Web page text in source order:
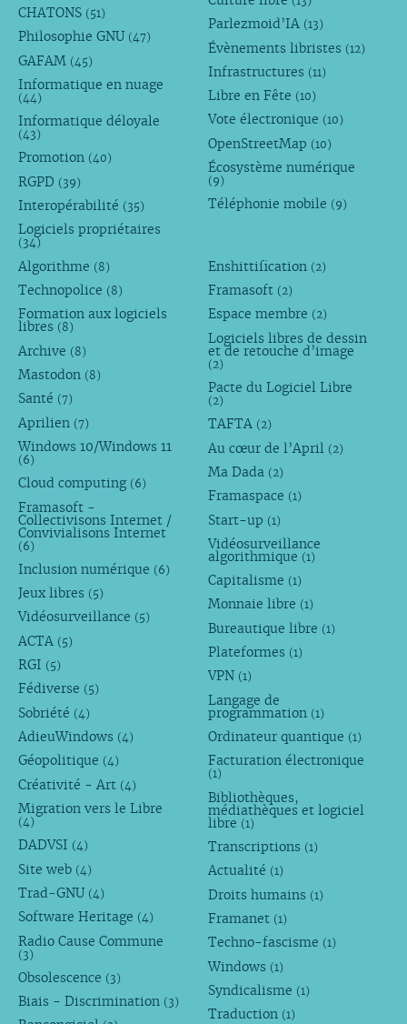
CHATONS (51)
Philosophie GNU (47)
GAFAM (45)
Informatique en nuage
(44)
Informatique déloyale
(43)
Promotion (40)
RGPD (39)
Interopérabilité (35)
Logiciels propriétaires
(34)
Parlezmoid’IA (13)
Évènements libristes (12)
Infrastructures (11)
Libre en Fête (10)
Vote électronique (10)
OpenStreetMap (10)
Écosystème numérique
(9)
Téléphonie mobile (9)
Algorithme (8)
Technopolice (8)
Formation aux logiciels
libres (8)
Archive (8)
Mastodon (8)
Santé (7)
Aprilien (7)
Windows 10/Windows 11
(6)
Cloud computing (6)
Framasoft -
Collectivisons Internet /
Convivialisons Internet
(6)
Inclusion numérique (6)
Jeux libres (5)
Vidéosurveillance (5)
ACTA (5)
RGI (5)
Fédiverse (5)
Sobriété (4)
AdieuWindows (4)
Géopolitique (4)
Créativité - Art (4)
Migration vers le Libre
(4)
DADVSI (4)
Site web (4)
Trad-GNU (4)
Software Heritage (4)
Radio Cause Commune
(3)
Obsolescence (3)
Biais - Discrimination (3)
Enshittification (2)
Framasoft (2)
Espace membre (2)
Logiciels libres de dessin
et de retouche d’image
(2)
Pacte du Logiciel Libre
(2)
TAFTA (2)
Au cœur de l’April (2)
Ma Dada (2)
Framaspace (1)
Start-up (1)
Vidéosurveillance
algorithmique (1)
Capitalisme (1)
Monnaie libre (1)
Bureautique libre (1)
Plateformes (1)
VPN (1)
Langage de
programmation (1)
Ordinateur quantique (1)
Facturation électronique
(1)
Bibliothèques,
médiathèques et logiciel
libre (1)
Transcriptions (1)
Actualité (1)
Droits humains (1)
Framanet (1)
Techno-fascisme (1)
Windows (1)
Syndicalisme (1)
Traduction (1)